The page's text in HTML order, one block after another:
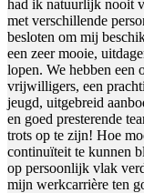
had ik natuurlijk nooit
met verschillende
besloten om mij
een zeer mooie,
lopen. We hebben een
vrijwilligers, een
jeugd, uitgebreid
en goed presterende
trots op te zijn! Hoe
continuïteit te kunnen
op persoonlijk vlak
mijn werkcarrière ten